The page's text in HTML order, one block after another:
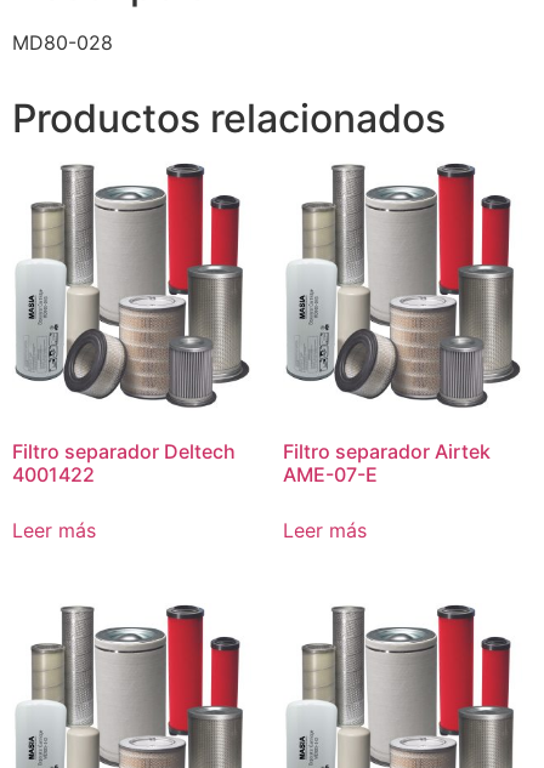
MD80-028
Productos relacionados
Filtro separador Deltech
4001422
Leer más
Filtro separador Airtek
AME-07-E
Leer más